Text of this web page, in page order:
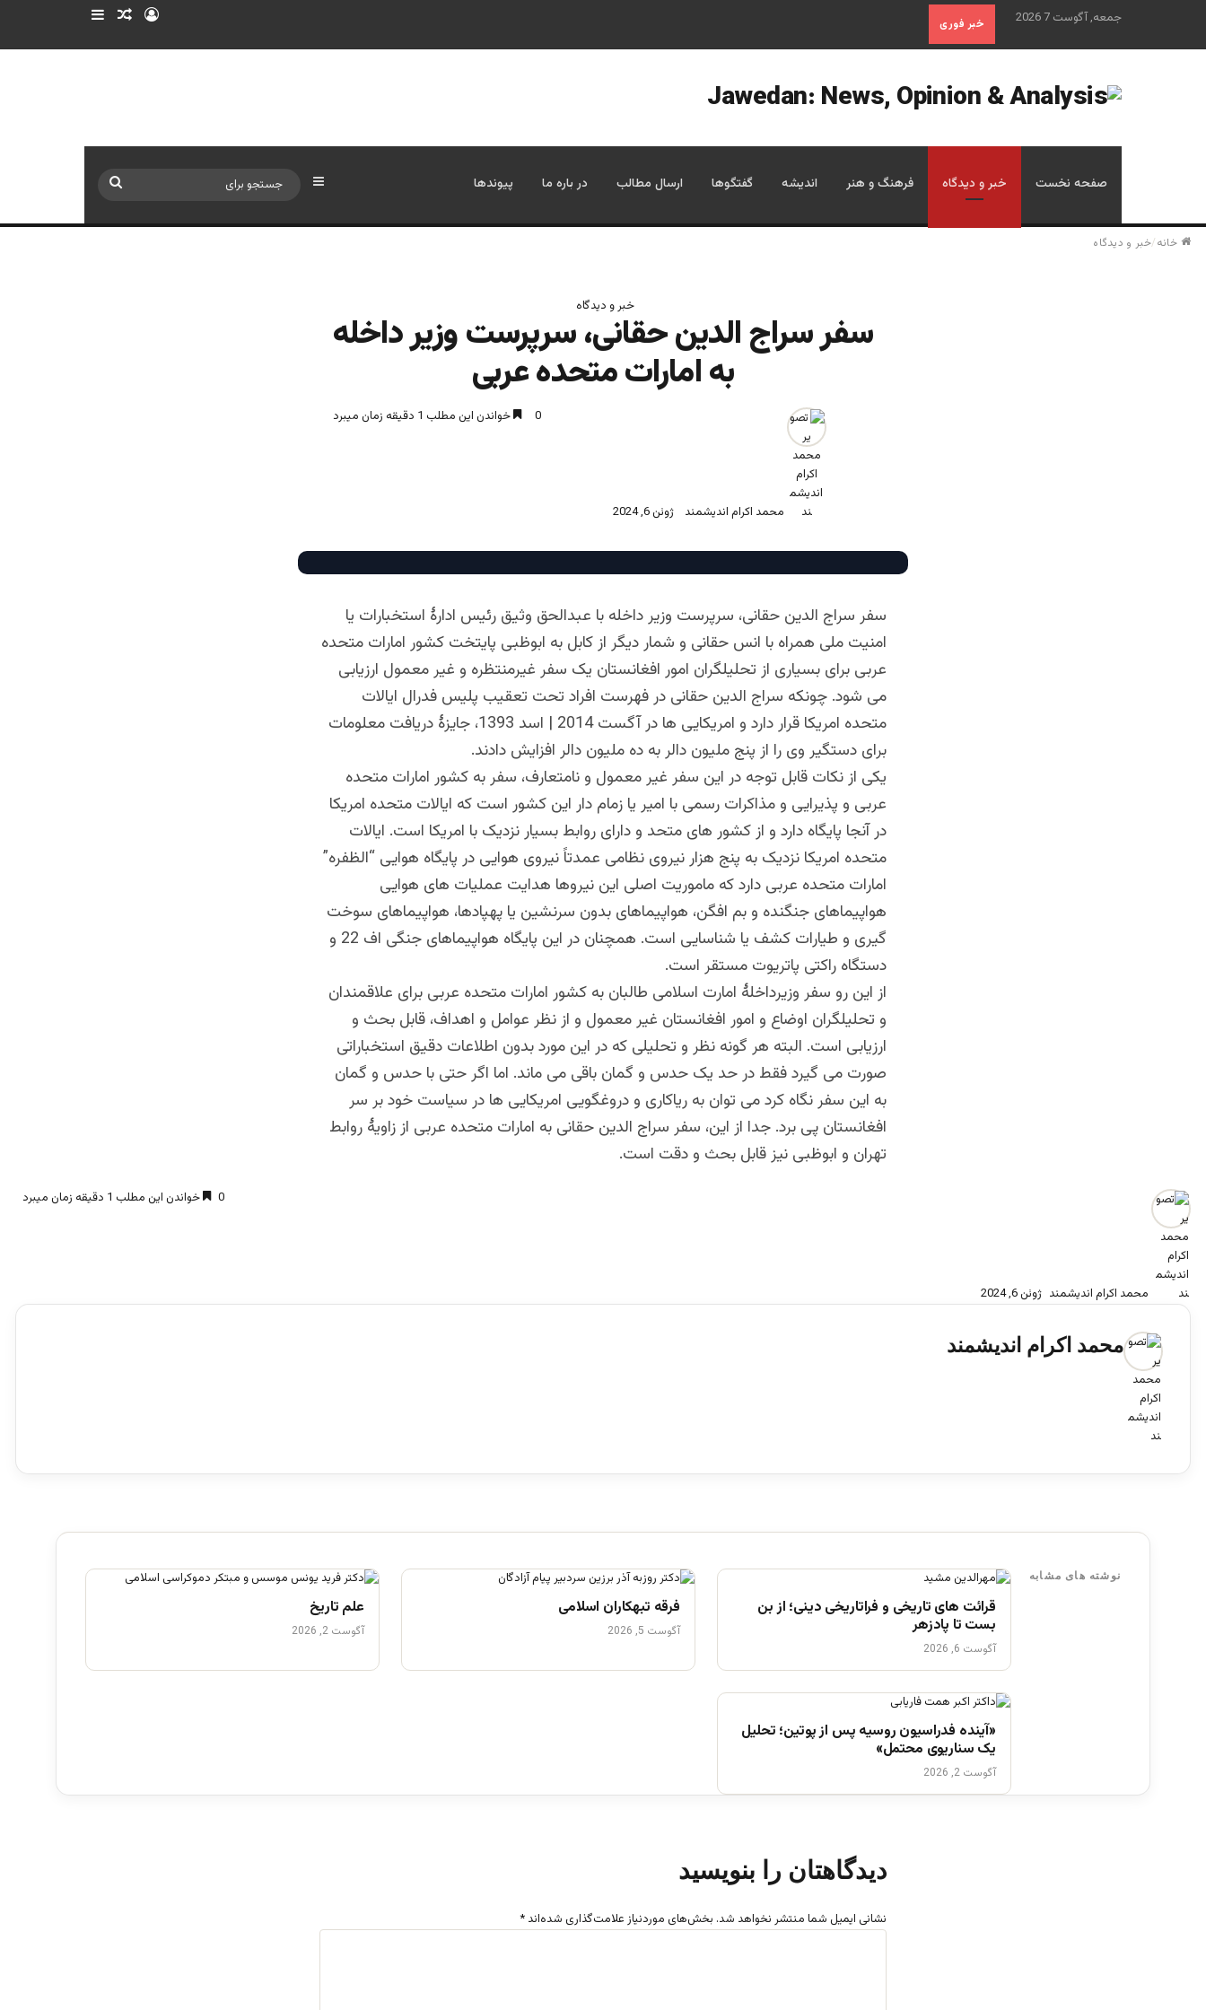
جمعه, آگوست 7 2026 خبر فوری ورود نوشته تصادفی
صفحه نخست خبر و دیدگاه فرهنگ و هنر اندیشه گفتگوها ارسال مطالب در باره ما پیوندها سایدبار
خانه/خبر و دیدگاه
خبر و دیدگاه
سفر سراج الدین حقانی،‌ سرپرست وزیر داخله
به امارات متحده عربی
محمد اکرام اندیشمند ژوئن 6, 2024
0 خواندن این مطلب 1 دقیقه زمان میبرد
سفر سراج الدین حقانی،‌ سرپرست وزیر داخله با عبدالحق وثیق رئیس ادارۀ استخبارات یا
امنیت ملی همراه با انس حقانی و شمار دیگر از کابل به ابوظبی پایتخت کشور امارات متحده
عربی برای بسیاری از تحلیلگران امور افغانستان یک سفر غیرمنتظره و غیر معمول ارزیابی
می شود. چونکه سراج الدین حقانی در فهرست افراد تحت تعقیب پلیس فدرال ایالات
متحده امریکا قرار دارد و امریکایی ها در آگست 2014 | اسد 1393، جایزۀ دریافت معلومات
برای دستگیر وی را از پنج ملیون دالر به ده ملیون دالر افزایش دادند.
یکی از نکات قابل توجه در این سفر غیر معمول و نامتعارف، سفر به کشور امارات متحده
عربی و پذیرایی و مذاکرات رسمی با امیر یا زمام دار این کشور است که ایالات متحده امریکا
در آنجا پایگاه دارد و از کشور های متحد و دارای روابط بسیار نزدیک با امریکا است. ایالات
متحده امریکا نزدیک به پنج هزار نیروی نظامی عمدتاً نیروی هوایی در پایگاه هوایی “الظفره”
امارات متحده عربی دارد که ماموریت اصلی این نیروها هدایت عملیات های هوایی
هواپیماهای جنگنده و بم افگن، هواپیماهای بدون سرنشین یا پهپادها، هواپیماهای سوخت
گیری و طیارات کشف یا شناسایی است. همچنان در این پایگاه هواپیماهای جنگی اف 22 و
دستگاه راکتی پاتریوت مستقر است.
از این رو سفر وزیرداخلۀ امارت اسلامی طالبان به کشور امارات متحده عربی برای علاقمندان
و تحلیلگران اوضاع و امور افغانستان غیر معمول و از نظر عوامل و اهداف، قابل بحث و
ارزیابی است. البته هر گونه نظر و تحلیلی که در این مورد بدون اطلاعات دقیق استخباراتی
صورت می گیرد فقط در حد یک حدس و گمان باقی می ماند. اما اگر حتی با حدس و گمان
به این سفر نگاه کرد می توان به ریاکاری و دروغگویی امریکایی ها در سیاست خود بر سر
افغانستان پی برد. جدا از این، سفر سراج الدین حقانی به امارات متحده عربی از زاویۀ روابط
تهران و ابوظبی نیز قابل بحث و دقت است.
محمد اکرام اندیشمند ژوئن 6, 2024
0 خواندن این مطلب 1 دقیقه زمان میبرد
محمد اکرام اندیشمند
نوشته های مشابه
قرائت های تاریخی و فراتاریخی دینی؛ از بن
بست تا پادزهر
آگوست 6, 2026
فرقه تبهکاران اسلامی
آگوست 5, 2026
علم تاریخ
آگوست 2, 2026
«آینده فدراسیون روسیه پس از پوتین؛ تحلیل
یک سناریوی محتمل»
آگوست 2, 2026
دیدگاهتان را بنویسید
نشانی ایمیل شما منتشر نخواهد شد. بخش‌های موردنیاز علامت‌گذاری شده‌اند *